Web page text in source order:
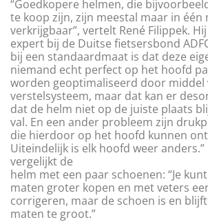
“Goedkopere helmen, die
te koop zijn, zijn meestal maar in één
verkrijgbaar”, vertelt René Filippek.
expert bij de Duitse fietsersbond
bij een standaardmaat is dat deze
niemand echt perfect op het hoofd
worden geoptimaliseerd door middel
verstelsysteem, maar dat kan er
dat de helm niet op de juiste plaats
val. En een ander probleem zijn
die hierdoor op het hoofd kunnen
Uiteindelijk is elk hoofd weer
vergelijkt de
helm met een paar schoenen: “Je
maten groter kopen en met veters
corrigeren, maar de schoen is en
maten te groot.”